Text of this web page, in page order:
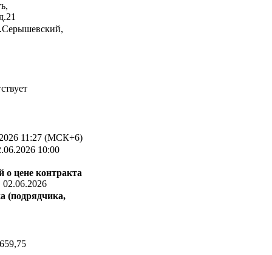
11:27 (МСК+6)
10:00
о цене контракта
02.06.2026
(подрядчика,